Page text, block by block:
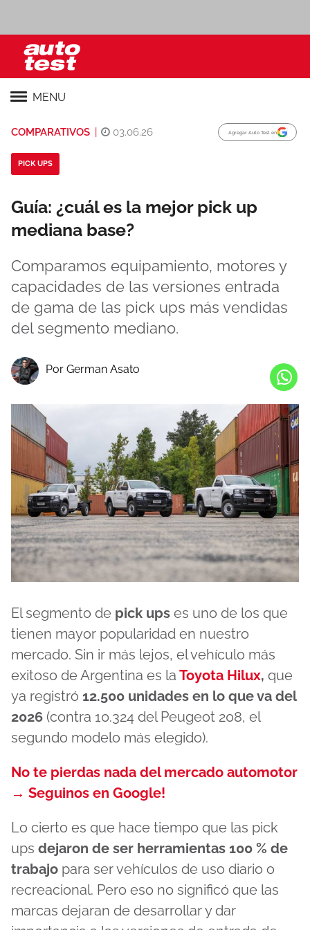
MENU
COMPARATIVOS 03.06.26 Agregar Auto Test en
PICK UPS
Guía: ¿cuál es la mejor pick up
mediana base?
Comparamos equipamiento, motores y
capacidades de las versiones entrada
de gama de las pick ups más vendidas
del segmento mediano.
Por German Asato
El segmento de pick ups es uno de los que
tienen mayor popularidad en nuestro
mercado. Sin ir más lejos, el vehículo más
exitoso de Argentina es la Toyota Hilux, que
ya registró 12.500 unidades en lo que va del
2026 (contra 10.324 del Peugeot 208, el
segundo modelo más elegido).
No te pierdas nada del mercado automotor
→ Seguinos en Google!
Lo cierto es que hace tiempo que las pick
ups dejaron de ser herramientas 100 % de
trabajo para ser vehículos de uso diario o
recreacional. Pero eso no significó que las
marcas dejaran de desarrollar y dar